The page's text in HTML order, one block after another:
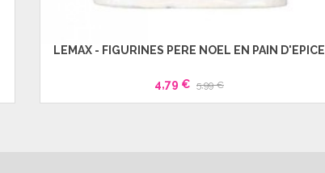
LEMAX - FIGURINES PÈRE NOËL EN PAIN D'ÉPICE
4,79 € 5,99 €